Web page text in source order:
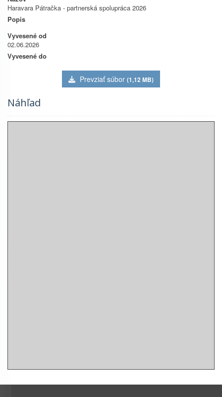
Haravara Pátračka - partnerská spolupráca 2026
Popis
Vyvesené od
02.06.2026
Vyvesené do
Prevziať súbor (1,12 MB)
Náhľad